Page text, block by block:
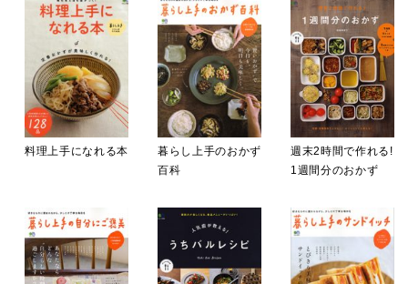
料理上手になれる本
暮らし上手のおかず
百科
週末2時間で作れる!
1週間分のおかず